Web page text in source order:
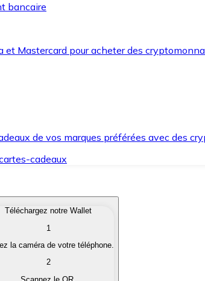
bancaire
et Mastercard pour acheter des
de vos marques préférées avec des
cadeaux
qui vous intéressent rapidement et en
en monnaie fiduciaire lorsque
Téléchargez notre Wallet
1
la caméra de votre téléphone.
2